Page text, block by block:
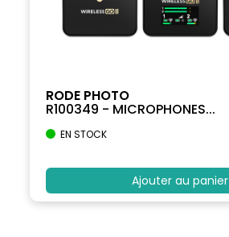
RODE PHOTO
R100349 - MICROPHONES...
EN STOCK
Ajouter au panier